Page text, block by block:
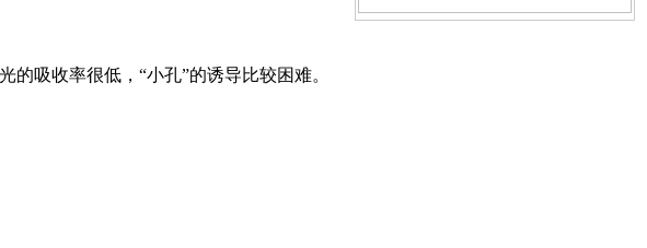
的吸收率很低，“小孔”的诱导比较困难。